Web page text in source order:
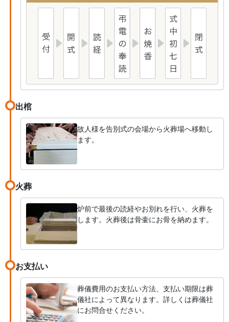
出棺
故人様を告別式の会場から火葬場へ移動し
ます。
火葬
炉前で最後の読経やお別れを行い、火葬を
します。火葬後は骨壷にお骨を納めます。
お支払い
葬儀費用のお支払い方法、支払い期限は葬
儀社によって異なります。詳しくは葬儀社
にお問合せください。